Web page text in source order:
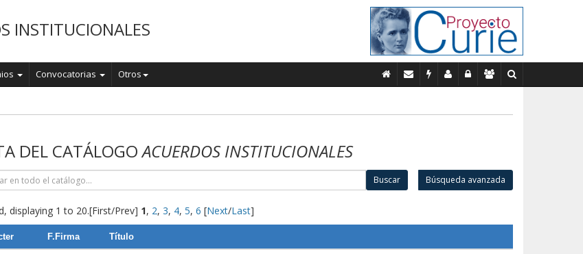
INSTITUCIONALES
Convocatorias Otros
DEL CATÁLOGOACUERDOS INSTITUCIONALES
Buscar Búsqueda avanzada
displaying 1 to 20.[First/Prev] 1, 2, 3, 4, 5, 6 [Next/Last]
F.Firma Título